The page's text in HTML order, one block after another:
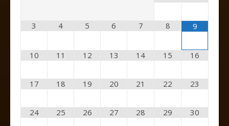
3 4 5 6 7 8 9
10 11 12 13 14 15 16
17 18 19 20 21 22 23
24 25 26 27 28 29 30